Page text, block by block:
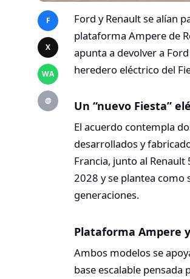
F
X
WA
@
Ford y Renault se alían
plataforma Ampere de
apunta a devolver a
heredero eléctrico del
Un “nuevo Fiesta”
El acuerdo contempla
desarrollados y
Francia, junto al
2028 y se plantea como
generaciones.​
Plataforma Ampere
Ambos modelos se
base escalable